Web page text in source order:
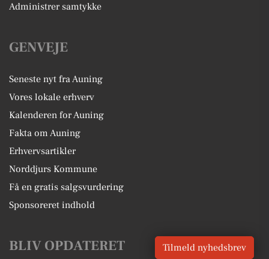
Administrer samtykke
GENVEJE
Seneste nyt fra Auning
Vores lokale erhverv
Kalenderen for Auning
Fakta om Auning
Erhvervsartikler
Norddjurs Kommune
Få en gratis salgsvurdering
Sponsoreret indhold
BLIV OPDATERET Tilmeld nyhedsbrev